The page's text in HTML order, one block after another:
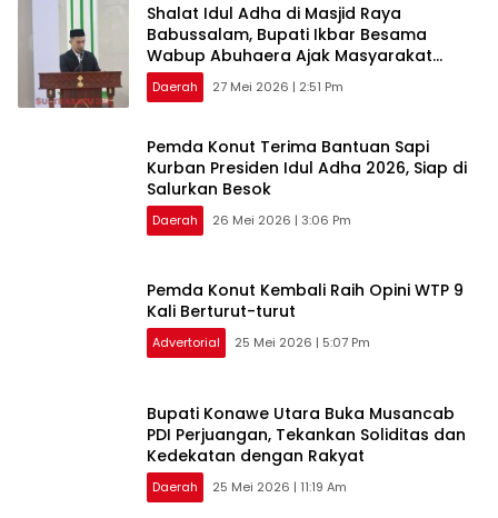
Shalat Idul Adha di Masjid Raya
Babussalam, Bupati Ikbar Besama
Wabup Abuhaera Ajak Masyarakat
Konawe Utara Perkuat Keikhlasan
Daerah 27 Mei 2026 | 2:51 Pm
Pemda Konut Terima Bantuan Sapi
Kurban Presiden Idul Adha 2026, Siap di
Salurkan Besok
Daerah 26 Mei 2026 | 3:06 Pm
Pemda Konut Kembali Raih Opini WTP 9
Kali Berturut-turut
Advertorial 25 Mei 2026 | 5:07 Pm
Bupati Konawe Utara Buka Musancab
PDI Perjuangan, Tekankan Soliditas dan
Kedekatan dengan Rakyat
Daerah 25 Mei 2026 | 11:19 Am